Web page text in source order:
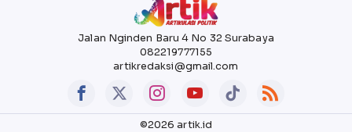
Jalan Nginden Baru 4 No 32 Surabaya
082219777155
artikredaksi@gmail.com
©2026 artik.id